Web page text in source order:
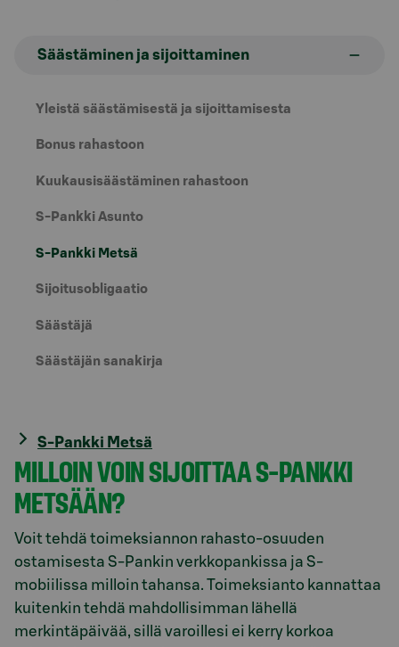
Säästäminen ja sijoittaminen
Yleistä säästämisestä ja sijoittamisesta
Bonus rahastoon
Kuukausisäästäminen rahastoon
S-Pankki Asunto
S-Pankki Metsä
Sijoitusobligaatio
Säästäjä
Säästäjän sanakirja
S-Pankki Metsä
MILLOIN VOIN SIJOITTAA S-PANKKI
METSÄÄN?
Voit tehdä toimeksiannon rahasto-osuuden
ostamisesta S-Pankin verkkopankissa ja S-
mobiilissa milloin tahansa. Toimeksianto kannattaa
kuitenkin tehdä mahdollisimman lähellä
merkintäpäivää, sillä varoillesi ei kerry korkoa